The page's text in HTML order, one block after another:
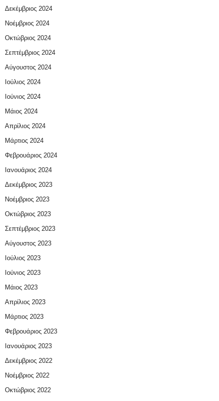
Δεκέμβριος 2024
Νοέμβριος 2024
Οκτώβριος 2024
Σεπτέμβριος 2024
Αύγουστος 2024
Ιούλιος 2024
Ιούνιος 2024
Μάιος 2024
Απρίλιος 2024
Μάρτιος 2024
Φεβρουάριος 2024
Ιανουάριος 2024
Δεκέμβριος 2023
Νοέμβριος 2023
Οκτώβριος 2023
Σεπτέμβριος 2023
Αύγουστος 2023
Ιούλιος 2023
Ιούνιος 2023
Μάιος 2023
Απρίλιος 2023
Μάρτιος 2023
Φεβρουάριος 2023
Ιανουάριος 2023
Δεκέμβριος 2022
Νοέμβριος 2022
Οκτώβριος 2022